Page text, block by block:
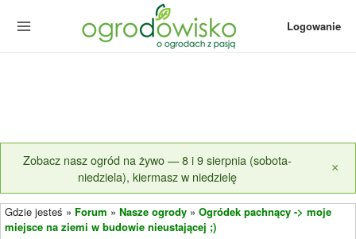
Logowanie
Zobacz nasz ogród na żywo — 8 i 9 sierpnia (sobota-
niedziela), kiermasz w niedzielę
×
Gdzie jesteś » Forum » Nasze ogrody » Ogródek pachnący -> moje
miejsce na ziemi w budowie nieustającej ;)